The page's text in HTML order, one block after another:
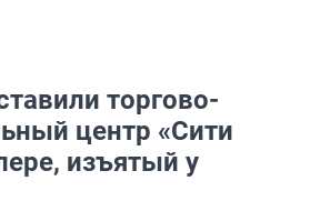
торгово-
центр «Сити
изъятый у